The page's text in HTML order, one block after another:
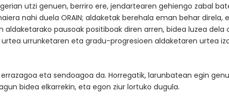
utzi genuen, berriro ere, jendartearen gehiengo zabal
nahi duela ORAIN; aldaketak berehala eman behar direla,
aldaketarako pausoak positiboak diren arren, bidea luzea dela
urtea urrunketaren eta gradu-progresioen aldaketaren urtea
eta sendoagoa da. Horregatik, larunbatean egin
bidea elkarrekin, eta egon ziur lortuko dugula.